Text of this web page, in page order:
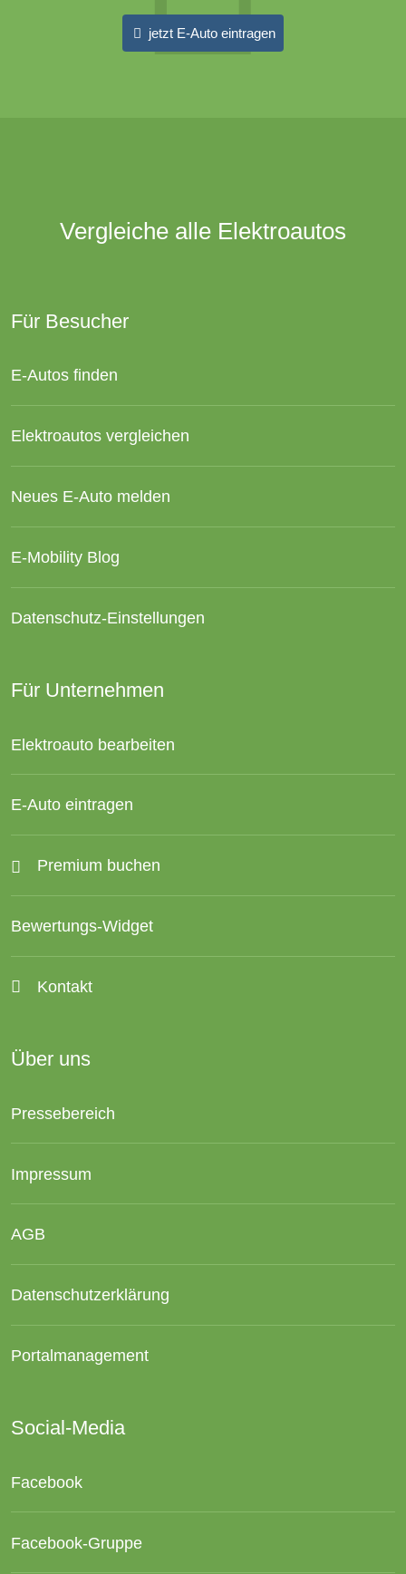
jetzt E-Auto eintragen
Vergleiche alle Elektroautos
Für Besucher
E-Autos finden
Elektroautos vergleichen
Neues E-Auto melden
E-Mobility Blog
Datenschutz-Einstellungen
Für Unternehmen
Elektroauto bearbeiten
E-Auto eintragen
Premium buchen
Bewertungs-Widget
Kontakt
Über uns
Pressebereich
Impressum
AGB
Datenschutzerklärung
Portalmanagement
Social-Media
Facebook
Facebook-Gruppe